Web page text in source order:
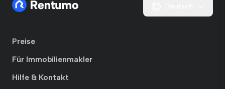
Preise
Für Immobilienmakler
Hilfe & Kontakt